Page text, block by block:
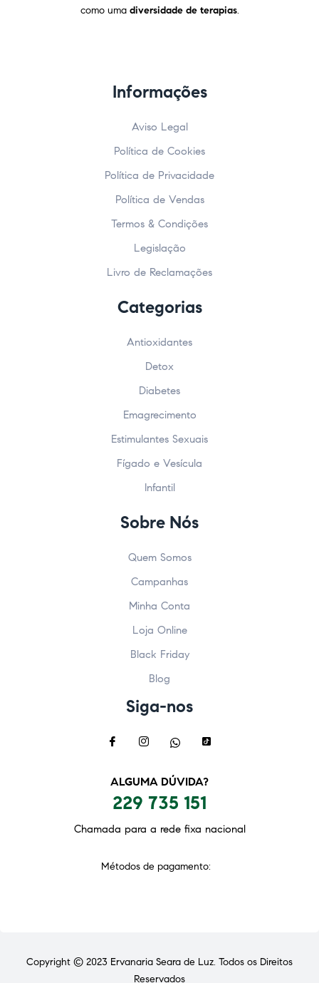
como uma diversidade de terapias.
Informações
Aviso Legal
Política de Cookies
Política de Privacidade
Política de Vendas
Termos & Condições
Legislação
Livro de Reclamações
Categorias
Antioxidantes
Detox
Diabetes
Emagrecimento
Estimulantes Sexuais
Fígado e Vesícula
Infantil
Sobre Nós
Quem Somos
Campanhas
Minha Conta
Loja Online
Black Friday
Blog
Siga-nos
ALGUMA DÚVIDA?
229 735 151
Chamada para a rede fixa nacional
Métodos de pagamento:
Copyright © 2023 Ervanaria Seara de Luz. Todos os Direitos
Reservados